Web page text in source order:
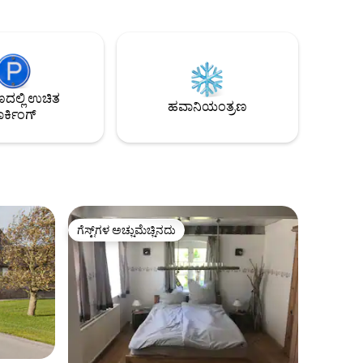
ಉಚಿತ
ಹವಾನಿಯಂತ್ರಣ
ಗೆಸ್ಟ್‌ಗಳ ಅಚ್ಚುಮೆಚ್ಚಿನದು
ಗೆಸ್ಟ್‌ಗಳ ಅಚ್ಚುಮೆಚ್ಚಿನದು